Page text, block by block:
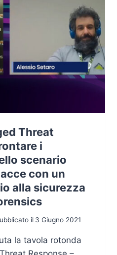
Threat
i
scenario
con un
alla sicurezza
il 3 Giugno 2021
la tavola rotonda